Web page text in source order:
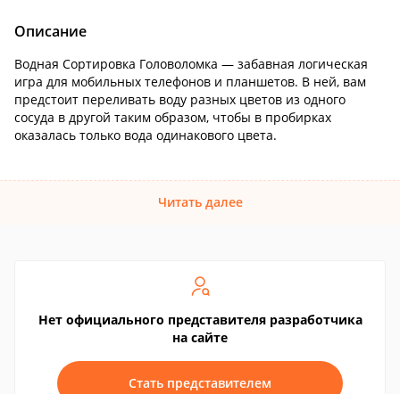
Описание
Водная Сортировка Головоломка — забавная логическая
игра для мобильных телефонов и планшетов. В ней, вам
предстоит переливать воду разных цветов из одного
сосуда в другой таким образом, чтобы в пробирках
оказалась только вода одинакового цвета.
Читать далее
Нет официального представителя разработчика
на сайте
Стать представителем